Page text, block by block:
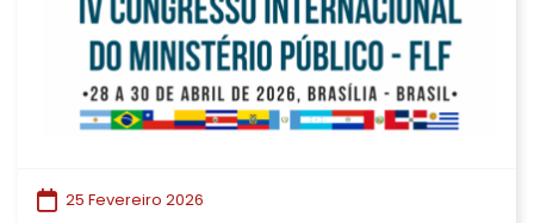
25 Fevereiro 2026